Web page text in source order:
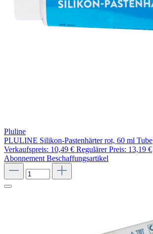
Pluline
PLULINE Silikon-Pastenhärter rot, 60 ml Tube
Verkaufspreis: 10,49 € Regulärer Preis: 13,19 €
Abonnement Beschaffungsartikel